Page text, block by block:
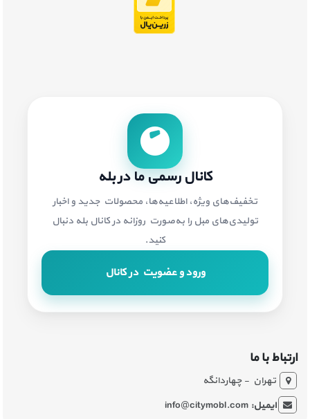
کانال رسمی ما در بله
تخفیف‌های ویژه، اطلاعیه‌ها، محصولات جدید و اخبار
تولیدی‌های مبل را به‌صورت روزانه در کانال بله دنبال
کنید.
ورود و عضویت در کانال
ارتباط با ما
تهران - چهاردانگه
ایمیل:info@citymobl.com